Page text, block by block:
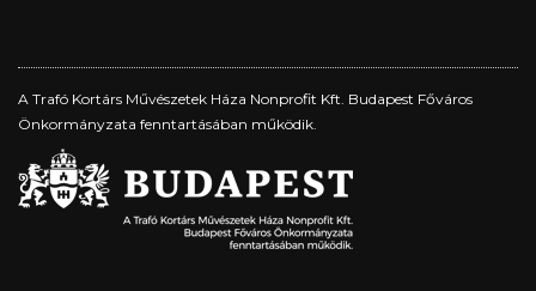
A Trafó Kortárs Művészetek Háza Nonprofit Kft. Budapest Főváros
Önkormányzata fenntartásában működik.